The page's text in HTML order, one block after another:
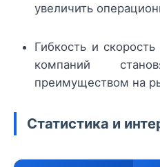
увеличить
Гибкость и скорость
компаний
преимуществом на
Статистика и